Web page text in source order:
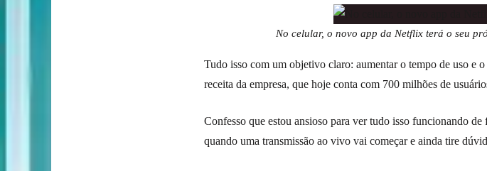
No celular, o novo app da Netflix terá o seu
Tudo isso com um objetivo claro: aumentar o tempo de uso e
receita da empresa, que hoje conta com 700 milhões de
Confesso que estou ansioso para ver tudo isso funcionando
quando uma transmissão ao vivo vai começar e ainda tire